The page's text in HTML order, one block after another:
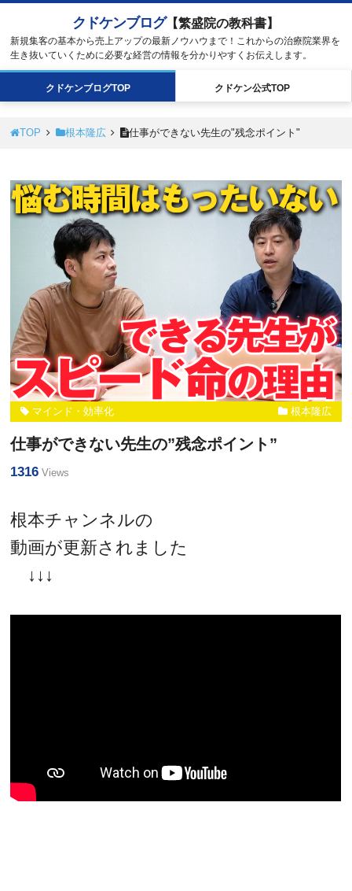
クドケンブログ【繁盛院の教科書】
新規集客の基本から売上アップの最新ノウハウまで！これからの治療院業界を
生き抜いていくために必要な経営の情報を分かりやすくお伝えします。
クドケンブログTOP クドケン公式TOP
TOP 根本隆広 仕事ができない先生の"残念ポイント"
マインド・効率化 根本隆広
仕事ができない先生の”残念ポイント”
1316 Views
根本チャンネルの
動画が更新されました
↓↓↓